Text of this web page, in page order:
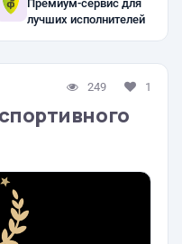
Премиум-сервис для
лучших исполнителей
249 1